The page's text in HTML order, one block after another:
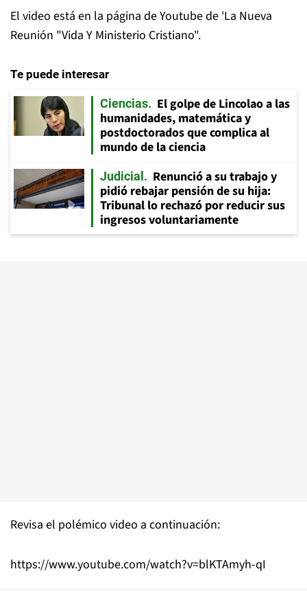
El video está en la página de Youtube de 'La Nueva
Reunión "Vida Y Ministerio Cristiano".
Te puede interesar
Ciencias
El golpe de Lincolao a las
humanidades, matemática y
postdoctorados que complica al
mundo de la ciencia
Judicial
Renunció a su trabajo y
pidió rebajar pensión de su hija:
Tribunal lo rechazó por reducir sus
ingresos voluntariamente
Revisa el polémico video a continuación:
https://www.youtube.com/watch?v=blKTAmyh-qI